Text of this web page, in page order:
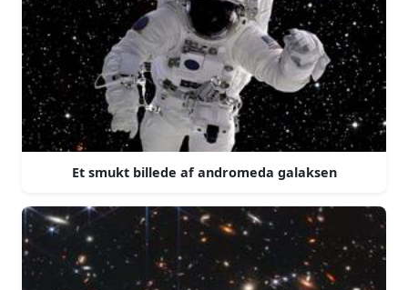
Et smukt billede af andromeda galaksen